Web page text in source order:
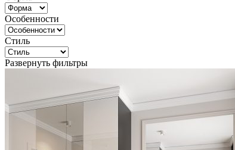
Особенности
Стиль
Развернуть фильтры